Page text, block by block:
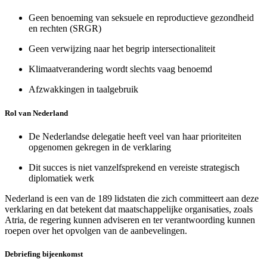
Geen benoeming van seksuele en reproductieve gezondheid
en rechten (SRGR)
Geen verwijzing naar het begrip intersectionaliteit
Klimaatverandering wordt slechts vaag benoemd
Afzwakkingen in taalgebruik
Rol van Nederland
De Nederlandse delegatie heeft veel van haar prioriteiten
opgenomen gekregen in de verklaring
Dit succes is niet vanzelfsprekend en vereiste strategisch
diplomatiek werk
Nederland is een van de 189 lidstaten die zich committeert aan deze
verklaring en dat betekent dat maatschappelijke organisaties, zoals
Atria, de regering kunnen adviseren en ter verantwoording kunnen
roepen over het opvolgen van de aanbevelingen.
Debriefing bijeenkomst